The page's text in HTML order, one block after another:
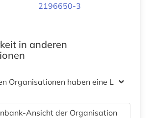
2196650-3
in anderen
Organisationen haben eine Lizenz
Ansicht der Organisation